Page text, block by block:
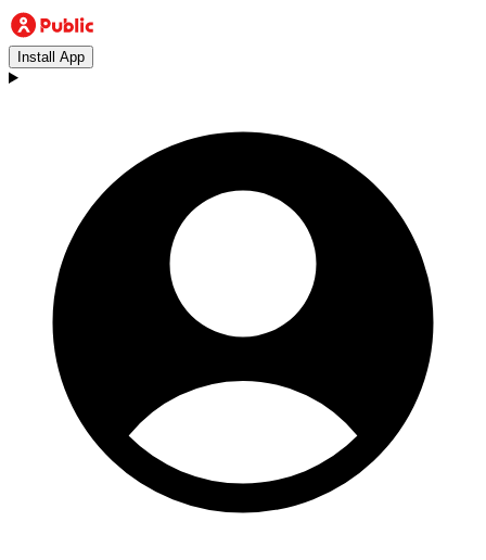
Install App